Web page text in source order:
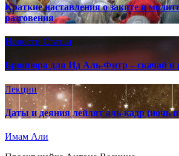
Краткие наставления о закяте и
разговения
Новости Статьи
Брошюра для Ид Аль-Фитр – скачай и
Лекции
Даты и деяния лейлят аль-кадр (ночь
Имам Али